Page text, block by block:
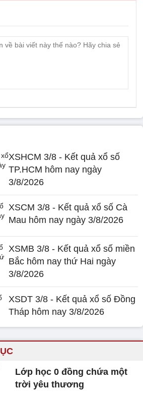
XSHCM 3/8 - Kết quả xổ số
TP.HCM hôm nay ngày
3/8/2026
XSCM 3/8 - Kết quả xổ số Cà
Mau hôm nay ngày 3/8/2026
XSMB 3/8 - Kết quả xổ số miền
Bắc hôm nay thứ Hai ngày
3/8/2026
XSDT 3/8 - Kết quả xổ số Đồng
Tháp hôm nay 3/8/2026
Lớp học 0 đồng chứa một
trời yêu thương